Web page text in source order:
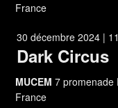
France
Dark Circus
30 décembre 2024 |
MUCEM 7 promenade
France